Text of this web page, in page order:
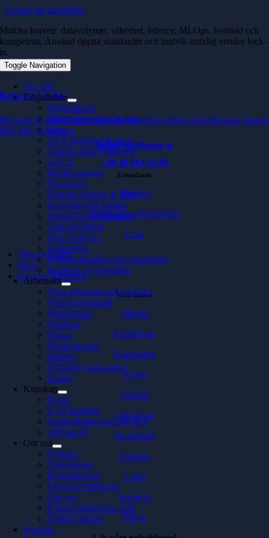
Fortsätt till innehållet
Toggle Navigation
AI / ML
Erbjudande
Erbjudanden
Paketerade erbjudanden
Case
AI & Maskininlärning
Teknisk Due Diligence
UI/UX
Molnlösningar
Nearshore
Digitala tjänster & Web
Investering & kapital
Digital Transformation
Apputveckling
Data analytics
Embedded
Kommunikation och varumärke
Business Acceleration
Arbetssätt
Våra arbetssätt och metoder
Våra leveranssätt
Partnerskap
Telekom
Finans
Produktbolag
Industri
Offentlig verksamhet
Energi
Kunskap
Event
CTO Insights
Nedladdningsbart och In 5
Allt om AI
Om oss
Nyheter
Våra kontor
Konsultquizet
Livet på Softhouse
Om oss
People behind the code
Lediga tjänster
Kontakt
Matcha kraven: datavolymer, säkerhet, latency, MLOps, kostnad och
kompetens. Använd öppna standarder och undvik onödig vendor lock-
in.
Rebecka Lindhe
Rebecka är Chief digital sales & marketing officer på Softhouse Nordic
Mer från författaren
hello@softhouse.se
+46 40 664 39 00
Erbjudande
Tjänster
Paketerade erbjudanden
Case
Privacy policy
Press
Investor Relations
Våra kontor
Malmö
Karlskrona
Karlshamn
Växjö
Kalmar
Jönköping
Stockholm
Uppsala
Luleå
Sarajevo
Milou